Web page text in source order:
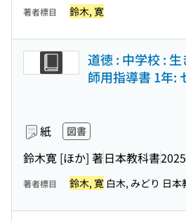
著者標目 鈴木, 寛
道徳 : 中学校 :
師用指導書 1年:
紙 図書
鈴木寛 [ほか] 著日本教科書
著者標目 鈴木, 寛 白木, みどり 日本